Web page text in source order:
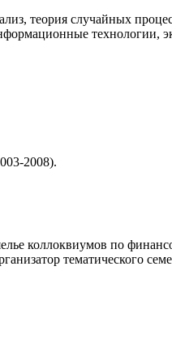
теория случайных
технологии,
2008).
коллоквиумов по
тематического